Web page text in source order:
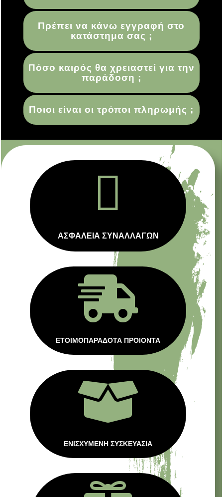
Πρέπει να κάνω εγγραφή στο
κατάστημα σας ;
Πόσο καιρός θα χρειαστεί για την
παράδοση ;
Ποιοι είναι οι τρόποι πληρωμής ;

ΑΣΦΑΛΕΙΑ ΣΥΝΑΛΛΑΓΩΝ

ΕΤΟΙΜΟΠΑΡΑΔΟΤΑ ΠΡΟΙΟΝΤΑ

ΕΝΙΣΧΥΜΕΝΗ ΣΥΣΚΕΥΑΣΙΑ